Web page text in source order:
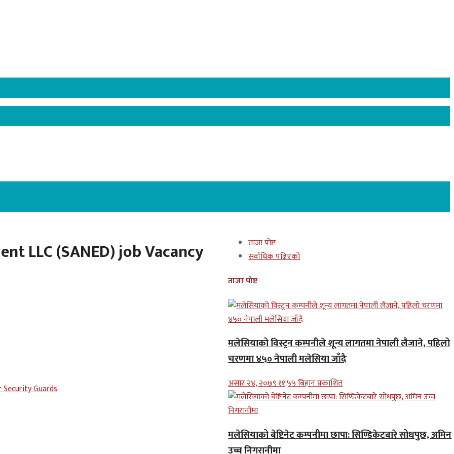
LLC (SANED) job Vacancy
ताजा पोष्ट
सर्वाधिक पढिएको
ताजा पोष्ट
मलेसियाको विस्ट्रन कम्पनीले शून्य लागतमा नेपाली लैजाने, पहिलो
चरणमा ४५० नेपाली मलेसिया जाँदै
असार २४, २०७९ ११;५५ बिहान प्रकाशित
मलेसियाको बेष्टिनेट कम्पनीमा छापा: सिण्डिकेटबारे सोधपुछ, अमिन
उच्च निगरानीमा